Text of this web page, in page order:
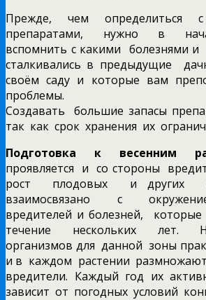
Прежде, чем определиться
препаратами, нужно в
вспомнить с какими болезнями
сталкивались в предыдущие
своём саду и которые вам
проблемы.
Создавать большие запасы
так как срок хранения их
Подготовка к весенним
проявляется и со стороны
рост плодовых и других
взаимосвязано с
вредителей и болезней,
течение нескольких лет.
организмов для данной зоны
и в каждом растении
вредители. Каждый год их
зависит от погодных условий